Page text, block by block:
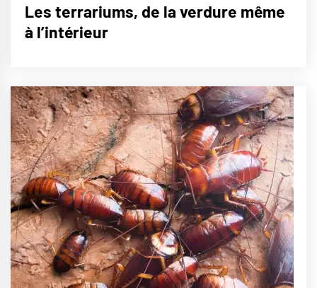
Les terrariums, de la verdure même
à l’intérieur